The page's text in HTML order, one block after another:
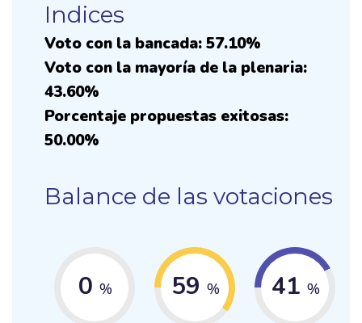
Indices
Voto con la bancada: 57.10%
Voto con la mayoría de la plenaria:
43.60%
Porcentaje propuestas exitosas:
50.00%
Balance de las votaciones
0 % 59 % 41 %